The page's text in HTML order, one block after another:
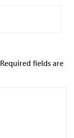
Required fields are